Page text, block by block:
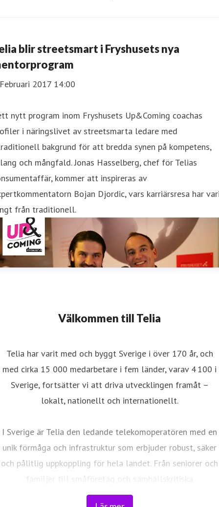
blir streetsmart i Fryshusets nya
2017 14:00
nytt program inom Fryshusets Up&Coming coachas
i näringslivet av streetsmarta ledare med
bakgrund för att bredda synen på kompetens,
och mångfald. Jonas Hasselberg, chef för Telias
kommer att inspireras av
Bojan Djordic, vars karriärsresa har
från traditionell.
Välkommen till Telia
Telia har varit med och byggt Sverige i över 170 år, och
med cirka 15 000 medarbetare i fem länder, varav 4 100 i
Sverige, fortsätter vi att driva utvecklingen framåt –
lokalt, nationellt och internationellt.
I Sverige är Telia den ledande telekomoperatören med en
unik förmåga och infrastruktur som erbjuder robust, säker
och pålitlig uppkoppling för hela landet. Från seniorer och
familjer till småföretag och samhällskritiska
verksamheter. Vi möjliggör digitaliseringens kraft i